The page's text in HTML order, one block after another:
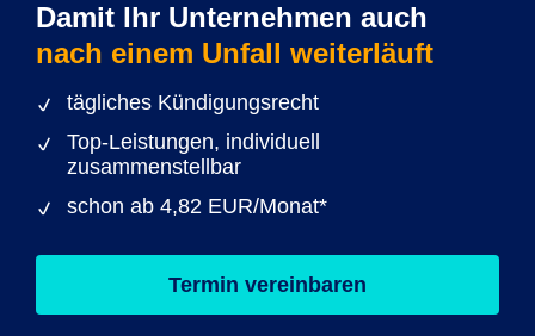
Damit Ihr Unternehmen auch
nach einem Unfall weiterläuft
tägliches Kündigungsrecht
Top-Leistungen, individuell
zusammenstellbar
schon ab 4,82 EUR/Monat*
Termin vereinbaren